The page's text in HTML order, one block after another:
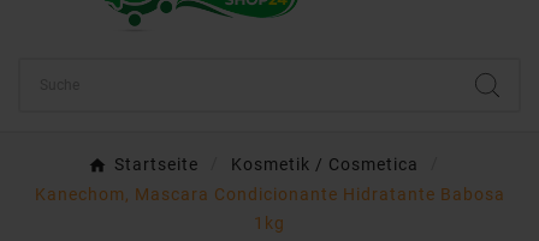
Startseite
Kosmetik / Cosmetica
Kanechom, Mascara Condicionante Hidratante Babosa
1kg